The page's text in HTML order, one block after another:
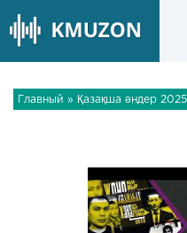
Главный » Қазақша әндер 2025